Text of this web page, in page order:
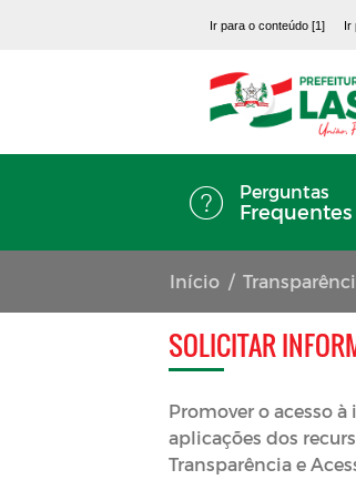
Ir para o conteúdo [1] Ir
Perguntas
Frequentes
Início
SOLICITAR
Promover o acesso
aplicações dos
Transparência e